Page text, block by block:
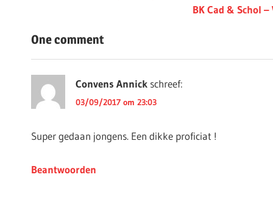
Next
BK Cad & Schol
One comment
Convens Annick schreef:
03/09/2017 om 23:03
Super gedaan jongens. Een dikke proficiat !
Beantwoorden